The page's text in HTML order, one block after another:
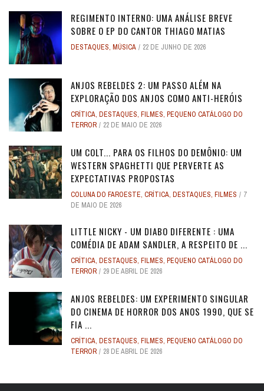
REGIMENTO INTERNO: UMA ANÁLISE BREVE
SOBRE O EP DO CANTOR THIAGO MATIAS
DESTAQUES, MÚSICA 22 DE JUNHO DE 2026
ANJOS REBELDES 2: UM PASSO ALÉM NA
EXPLORAÇÃO DOS ANJOS COMO ANTI-HERÓIS
CRÍTICA, DESTAQUES, FILMES, PEQUENO CATÁLOGO DO
TERROR
22 DE MAIO DE 2026
UM COLT... PARA OS FILHOS DO DEMÔNIO: UM
WESTERN SPAGHETTI QUE PERVERTE AS
EXPECTATIVAS PROPOSTAS
COLUNA DO FAROESTE, CRÍTICA, DESTAQUES, FILMES
7
DE MAIO DE 2026
LITTLE NICKY - UM DIABO DIFERENTE : UMA
COMÉDIA DE ADAM SANDLER, A RESPEITO DE ...
CRÍTICA, DESTAQUES, FILMES, PEQUENO CATÁLOGO DO
TERROR
29 DE ABRIL DE 2026
ANJOS REBELDES: UM EXPERIMENTO SINGULAR
DO CINEMA DE HORROR DOS ANOS 1990, QUE SE
FIA ...
CRÍTICA, DESTAQUES, FILMES, PEQUENO CATÁLOGO DO
TERROR
28 DE ABRIL DE 2026